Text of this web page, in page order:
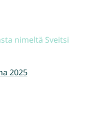
nimeltä Sveitsi
2025